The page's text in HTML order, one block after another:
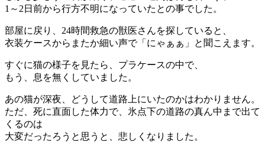
1～2日前から行方不明になっていたとの事でした。
部屋に戻り、24時間救急の獣医さんを探していると、
衣装ケースからまたか細い声で「にゃぁぁ」と聞こえます。
すぐに猫の様子を見たら、プラケースの中で、
もう、息を無くしていました。
あの猫が深夜、どうして道路上にいたのかはわかりません。
ただ、死に直面した体力で、氷点下の道路の真ん中まで出て
くるのは
大変だったろうと思うと、悲しくなりました。